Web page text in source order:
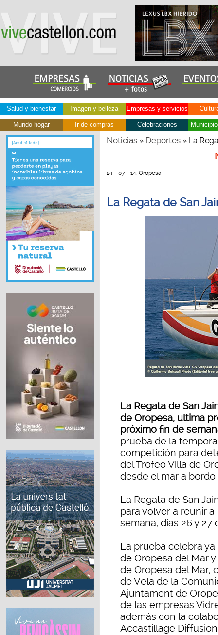
Salud y bienestar Imagen y belleza Empresas y servicios
Mundo hogar Ir de compras Celebraciones
Noticias» Deportes» La
24 - 07 - 14, Oropesa
La Regata de San
La Regata de San
de Oropesa, ultima
próximo fin de
prueba de la
competición para
del Trofeo Villa de
desde el mar a
La Regata de San
para volver a reunir
semana, días 26 y 27
La prueba celebra ya
de Oropesa del Mar
de Oropesa del Mar,
de Vela de la
Ajuntament de
de las empresas
además con la
Accastillage